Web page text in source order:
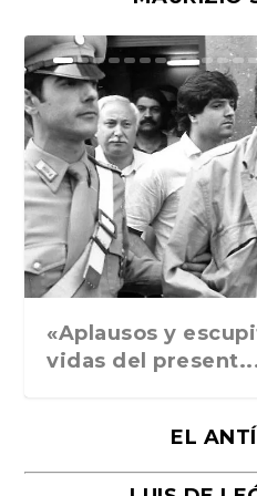
Ground Rules.
«Rafael: Poesía
Bienvenidos al
Georges de La
Robert Capa: la
«Aplausos y
vidas del
EL